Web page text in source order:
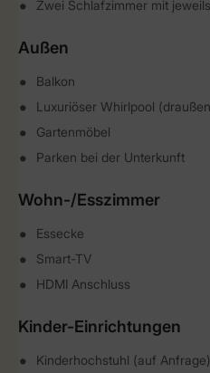
Zwei Schlafzimmer mit
Außen
Balkon
Luxuriöser Whirlpool
Gartenmöbel
Parken bei der Unterkunft
Wohn-/Esszimmer
Essecke
Smart-TV
HDMI Anschluss
Kinder-Einrichtungen
Kinderhochstuhl (auf Anfrage)